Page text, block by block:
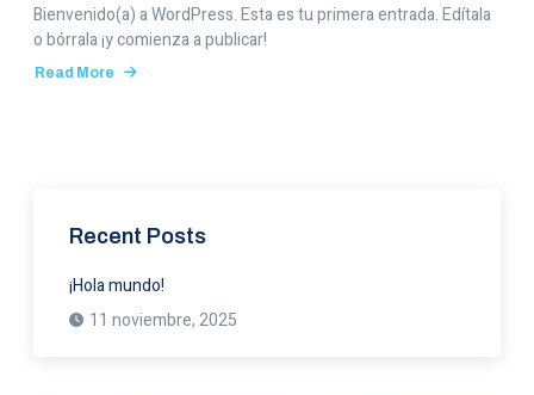
Bienvenido(a) a WordPress. Esta es tu primera entrada. Edítala
o bórrala ¡y comienza a publicar!
Read More
about
Recent Posts
¡Hola mundo!
11 noviembre, 2025